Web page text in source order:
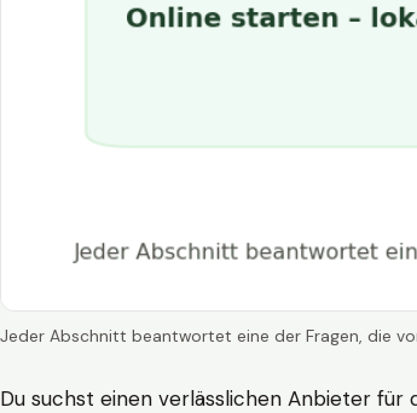
Jeder Abschnitt beantwortet eine der Fragen, die
Du suchst einen verlässlichen Anbieter